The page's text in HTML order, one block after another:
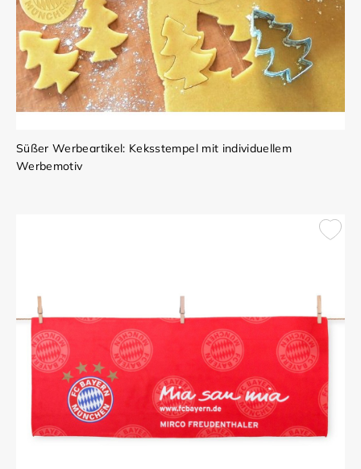
Süßer Werbeartikel: Keksstempel mit individuellem
Werbemotiv